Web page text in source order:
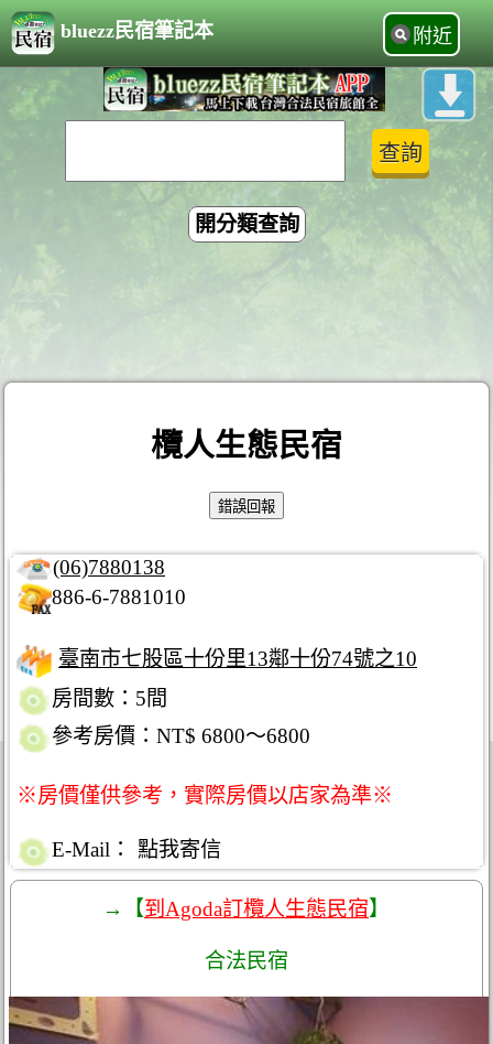
bluezz民宿筆記本 附近
開分類查詢
欖人生態民宿
(06)7880138
886-6-7881010
臺南市七股區十份里13鄰十份74號之10
房間數：5間
參考房價：NT$ 6800～6800
※房價僅供參考，實際房價以店家為準※
E-Mail： 點我寄信
→【到Agoda訂欖人生態民宿】
合法民宿